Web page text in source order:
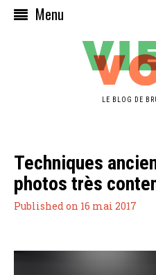
Menu
LE BLOG DE
Techniques
photos très
Published on 16 mai 2017